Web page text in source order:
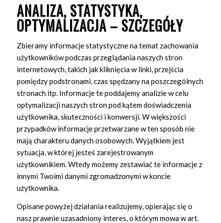
ANALIZA, STATYSTYKA,
OPTYMALIZACJA – SZCZEGÓŁY
Zbieramy informacje statystyczne na temat zachowania
użytkowników podczas przeglądania naszych stron
internetowych, takich jak kliknięcia w linki, przejścia
pomiędzy podstronami, czas spędzany na poszczególnych
stronach itp. Informacje te poddajemy analizie w celu
optymalizacji naszych stron pod kątem doświadczenia
użytkownika, skuteczności i konwersji. W większości
przypadków informacje przetwarzane w ten sposób nie
mają charakteru danych osobowych. Wyjątkiem jest
sytuacja, w której jesteś zarejestrowanym
użytkownikiem. Wtedy możemy zestawiać te informacje z
innymi Twoimi danymi zgromadzonymi w koncie
użytkownika.
Opisane powyżej działania realizujemy, opierając się o
nasz prawnie uzasadniony interes, o którym mowa w art.